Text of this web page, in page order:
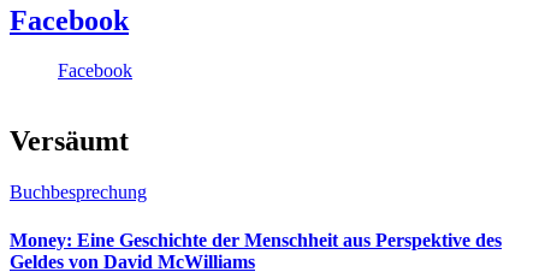
Facebook
Facebook
Versäumt
Buchbesprechung
Money: Eine Geschichte der Menschheit aus Perspektive des
Geldes von David McWilliams